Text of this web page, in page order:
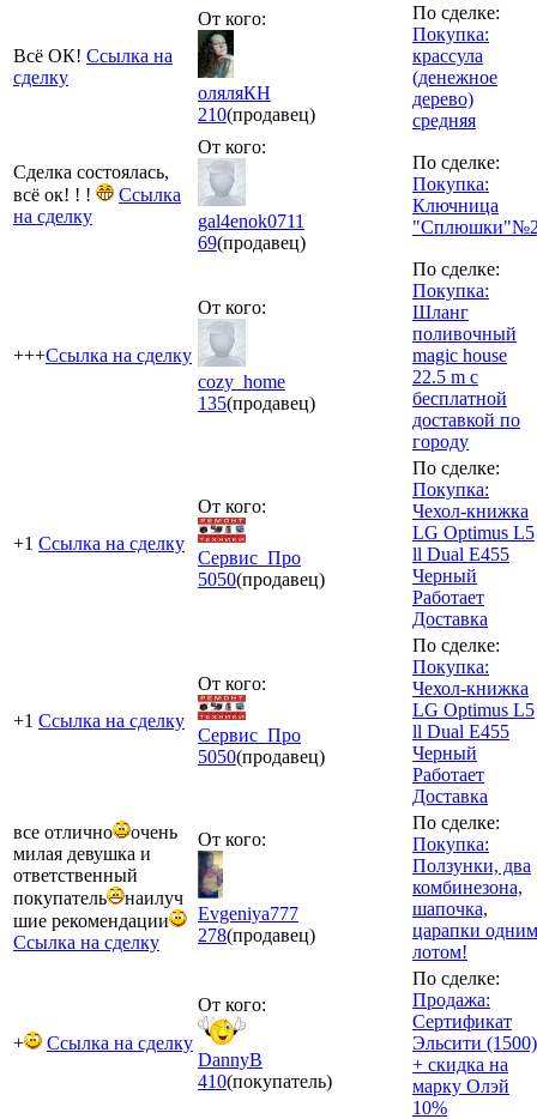
Всё ОК! Ссылка на
сделку
От кого:
оляляКН
210(продавец)
По сделке:
Покупка:
крассула
(денежное
дерево)
средняя
Сделка состоялась,
всё ок! ! !
Ссылка
на сделку
От кого:
gal4enok0711
69(продавец)
По сделке:
Покупка:
Ключница
+++Ссылка на сделку
От кого:
cozy_home
135(продавец)
По сделке:
Покупка:
Шланг
поливочный
magic house
22.5 m с
бесплатной
доставкой по
городу
+1 Ссылка на сделку
От кого:
Сервис_Про
5050(продавец)
По сделке:
Покупка:
Чехол-книжка
LG Optimus L5
ll Dual E455
Черный
Работает
Доставка
+1 Ссылка на сделку
От кого:
Сервис_Про
5050(продавец)
По сделке:
Покупка:
Чехол-книжка
LG Optimus L5
ll Dual E455
Черный
Работает
Доставка
все отлично
очень
милая девушка и
ответственный
покупатель
наилуч
шие рекомендации
Ссылка на сделку
От кого:
Evgeniya777
278(продавец)
По сделке:
Покупка:
Ползунки, два
комбинезона,
шапочка,
царапки одним
лотом!
+ Ссылка на сделку
От кого:
DannyB
410(покупатель)
По сделке:
Продажа:
Сертификат
Эльсити (1500)
+ скидка на
марку Олэй
10%